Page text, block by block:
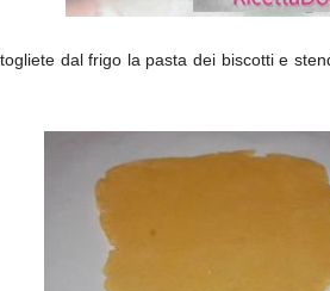
togliete dal frigo la pasta dei biscotti e